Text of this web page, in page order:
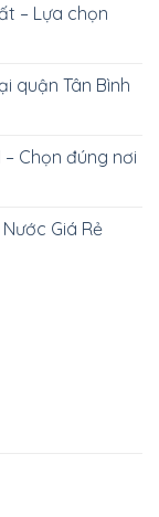
– Lựa chọn
quận Tân Bình
Chọn đúng nơi
Giá Rẻ